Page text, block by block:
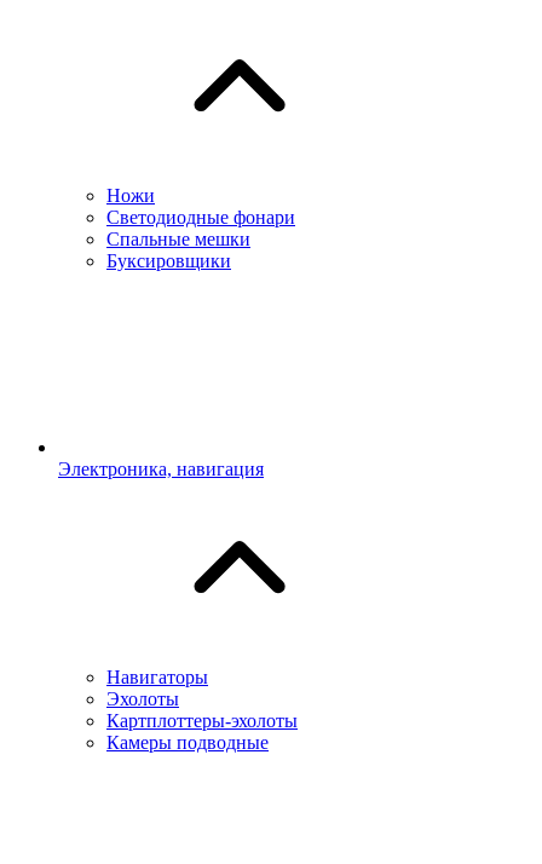
Ножи
Светодиодные фонари
Спальные мешки
Буксировщики
Электроника, навигация
Навигаторы
Эхолоты
Картплоттеры-эхолоты
Камеры подводные